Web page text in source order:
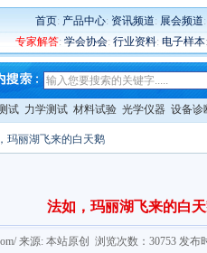
首页: 产品中心: 资讯频道: 展会频道
专家解答: 学会协会: 行业资料: 电子样本
试 力学测试 材料试验 光学仪器 设备诊
玛丽湖飞来的白天鹅
法如，玛丽湖飞来的白
来源: 本站原创 浏览次数：30753 发布